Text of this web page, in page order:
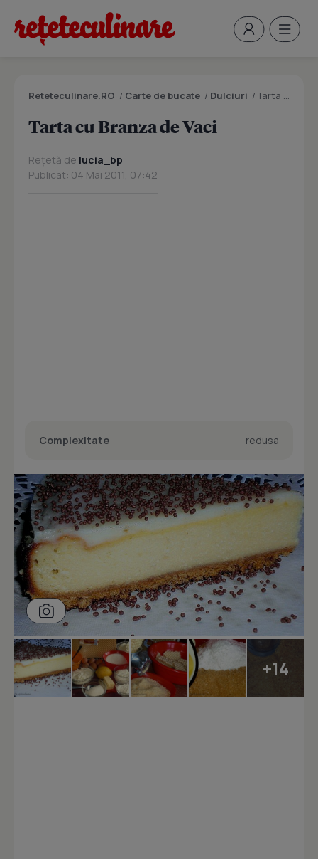
Reteteculinare.RO / Carte de bucate / Dulciuri /Tarta cu Branza de Vaci
Tarta cu Branza de Vaci
Rețetă de lucia_bp
Publicat: 04 Mai 2011, 07:42
Complexitate redusa
+14